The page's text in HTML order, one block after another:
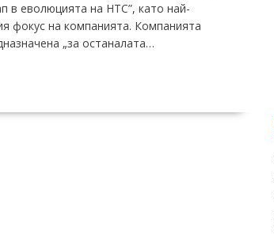
в еволюцията на HTC”, като най-
фокус на компанията. Компанията
„за останалата…